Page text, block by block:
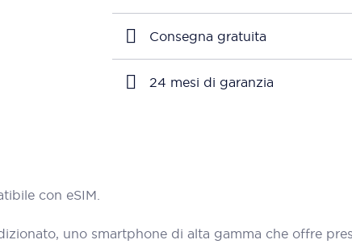
Consegna gratuita
24 mesi di garanzia
con eSIM.
uno smartphone di alta gamma che offre